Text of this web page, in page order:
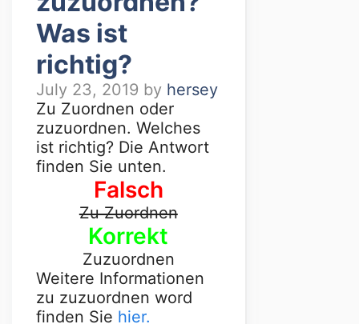
Was ist
richtig?
July 23, 2019 by hersey
Zu Zuordnen oder
zuzuordnen. Welches
ist richtig? Die Antwort
finden Sie unten.
Falsch
Zu Zuordnen
Korrekt
Zuzuordnen
Weitere Informationen
zu zuzuordnen word
finden Sie hier.